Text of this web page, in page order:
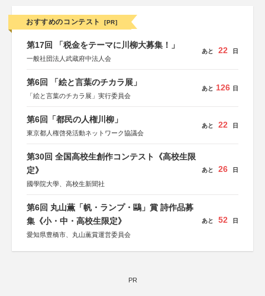
おすすめのコンテスト [PR]
第17回 「税金をテーマに川柳大募集！」
一般社団法人武蔵府中法人会
あと 22 日
第6回 「絵と言葉のチカラ展」
「絵と言葉のチカラ展」実行委員会
あと 126 日
第6回「都民の人権川柳」
東京都人権啓発活動ネットワーク協議会
あと 22 日
第30回 全国高校生創作コンテスト《高校生限
定》
國學院大學、高校生新聞社
あと 26 日
第6回 丸山薫「帆・ランプ・鷗」賞 詩作品募
集《小・中・高校生限定》
愛知県豊橋市、丸山薫賞運営委員会
あと 52 日
PR